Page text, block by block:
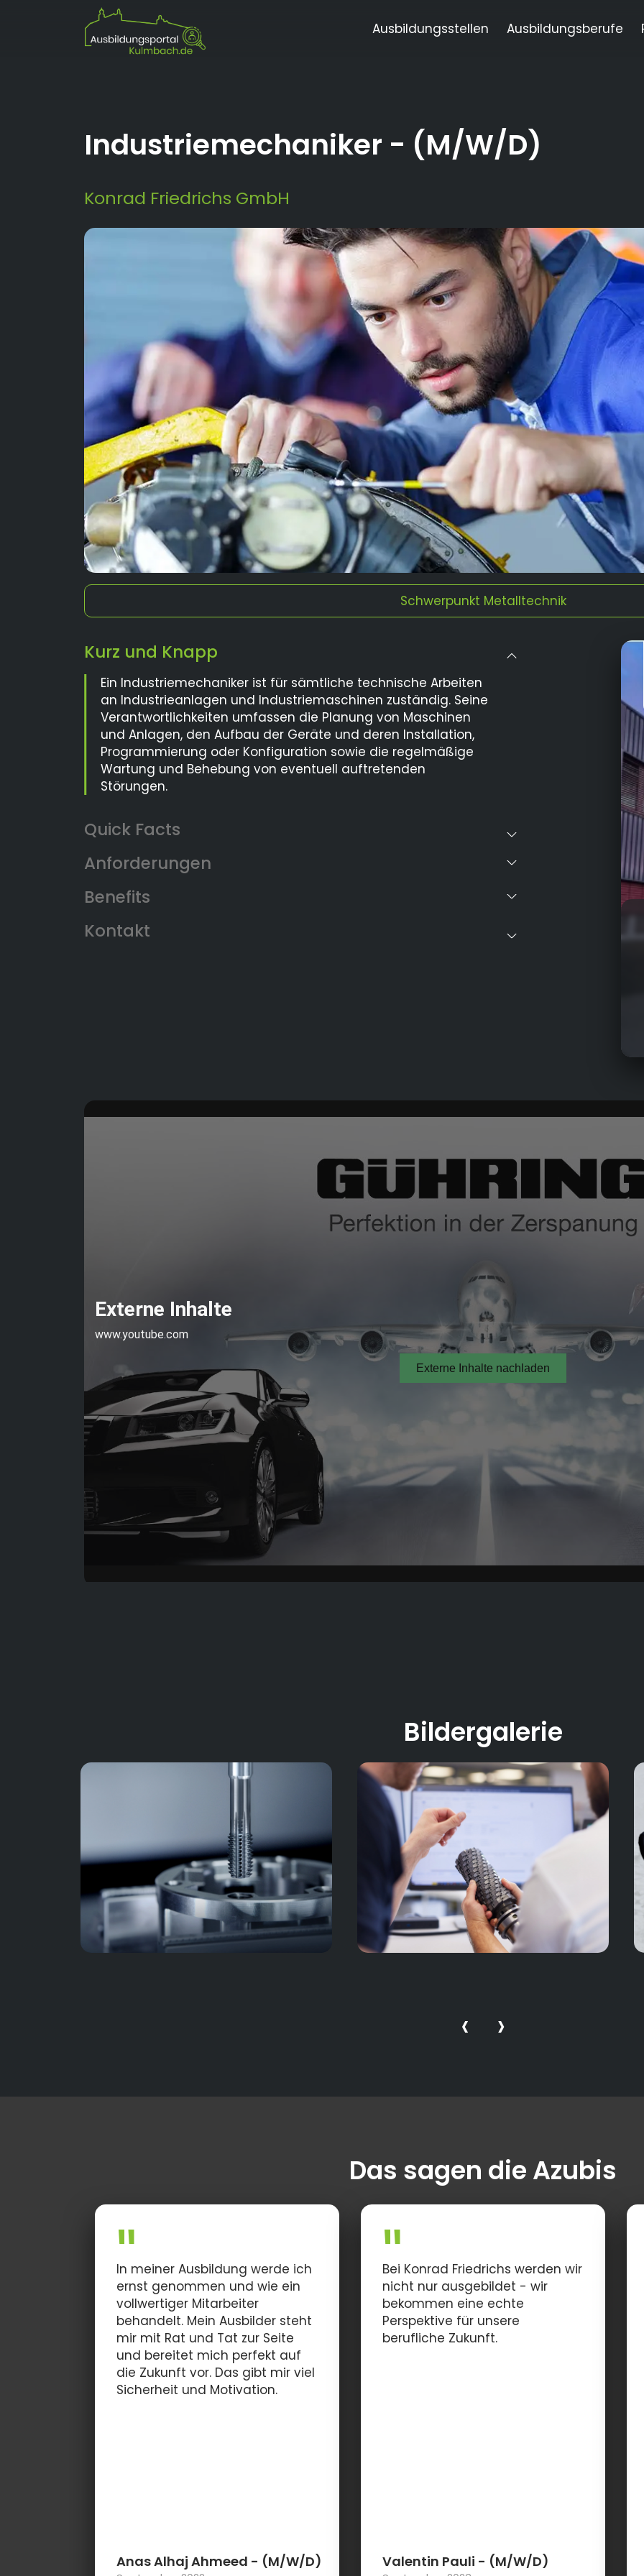
Ausbildungsstellen Ausbildungsberufe
Industriemechaniker - (M/W/D)
Konrad Friedrichs GmbH
Schwerpunkt Metalltechnik
Kurz und Knapp
Ein Industriemechaniker ist für sämtliche technische Arbeiten
an Industrieanlagen und Industriemaschinen zuständig. Seine
Verantwortlichkeiten umfassen die Planung von Maschinen
und Anlagen, den Aufbau der Geräte und deren Installation,
Programmierung oder Konfiguration sowie die regelmäßige
Wartung und Behebung von eventuell auftretenden
Störungen.
Anforderungen
Benefits
Bildergalerie
‹ ›
Das sagen die Azubis
In meiner Ausbildung werde ich
ernst genommen und wie ein
vollwertiger Mitarbeiter
behandelt. Mein Ausbilder steht
mir mit Rat und Tat zur Seite
und bereitet mich perfekt auf
die Zukunft vor. Das gibt mir viel
Sicherheit und Motivation.
Anas Alhaj Ahmeed - (M/W/D)
Bei Konrad Friedrichs werden wir
nicht nur ausgebildet - wir
bekommen eine echte
Perspektive für unsere
berufliche Zukunft.
Valentin Pauli - (M/W/D)